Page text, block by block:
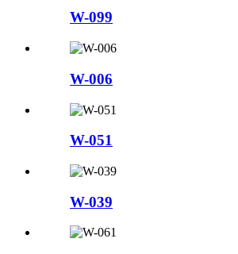
W-099
W-006
W-051
W-039